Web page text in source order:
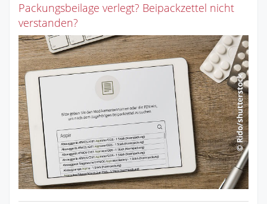
Packungsbeilage verlegt? Beipackzettel nicht
verstanden?